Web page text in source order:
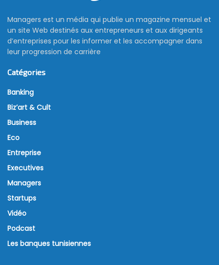
Managers est un média qui publie un magazine mensuel et
un site Web destinés aux entrepreneurs et aux dirigeants
d’entreprises pour les informer et les accompagner dans
leur progression de carrière
Catégories
Banking
Biz’art & Cult
Business
Eco
Entreprise
Executives
Managers
Startups
Vidéo
Podcast
Les banques tunisiennes